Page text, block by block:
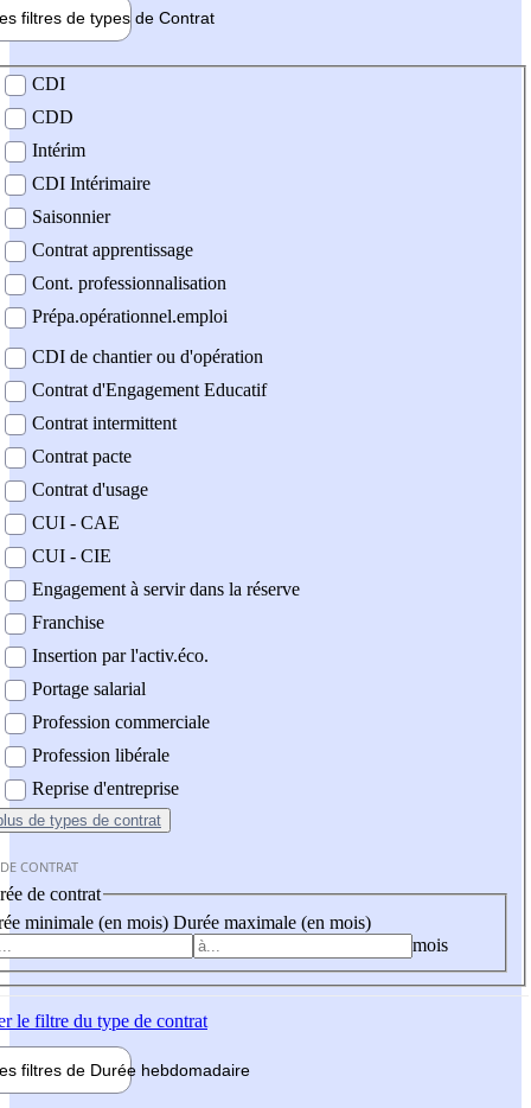
filtres de types de Contrat
contrat
CDI
CDD
Intérim
CDI Intérimaire
Saisonnier
Contrat apprentissage
Cont. professionnalisation
Prépa.opérationnel.emploi
CDI de chantier ou d'opération
Contrat d'Engagement Educatif
Contrat intermittent
Contrat pacte
Contrat d'usage
CUI - CAE
CUI - CIE
Engagement à servir dans la réserve
Franchise
Insertion par l'activ.éco.
Portage salarial
Profession commerciale
Profession libérale
Reprise d'entreprise
de types de contrat
CONTRAT
de contrat
minimale (en mois) Durée maximale (en mois)
mois
le filtre du type de contrat
filtres de Durée hebdomadaire